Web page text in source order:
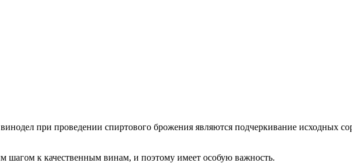
при проведении спиртового брожения являются подчеркивание исходных
шагом к качественным винам, и поэтому имеет особую важность.